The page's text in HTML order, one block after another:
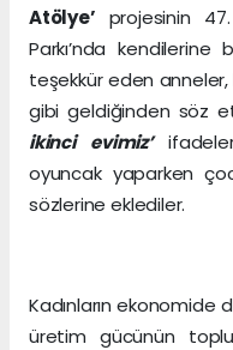
Atölye’ projesinin
Parkı’nda
teşekkür eden
gibi geldiğinden söz
ikinci evimiz’
oyuncak yaparken
sözlerine eklediler.
Kadınların ekonomide
üretim gücünün